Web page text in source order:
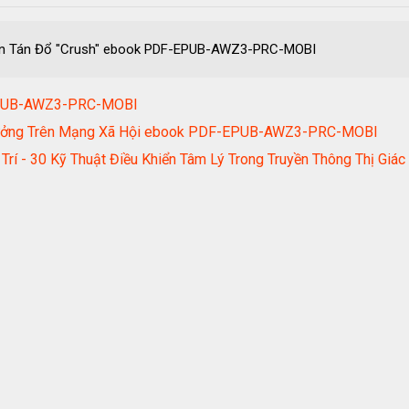
Tán Đổ "Crush" ebook PDF-EPUB-AWZ3-PRC-MOBI
AWZ3-PRC-MOBI
Trên Mạng Xã Hội ebook PDF-EPUB-AWZ3-PRC-MOBI
- 30 Kỹ Thuật Điều Khiển Tâm Lý Trong Truyền Thông Thị